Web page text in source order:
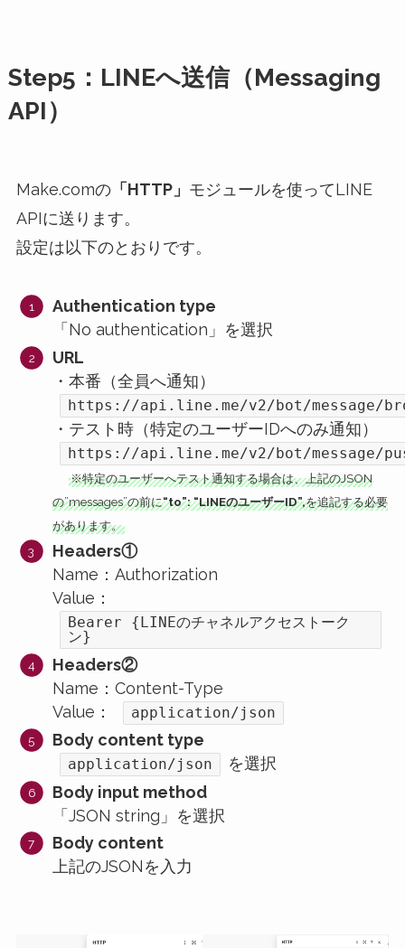
Step5：LINEへ送信（Messaging
API）
Make.comの「HTTP」 モジュールを使ってLINE
APIに送ります。
設定は以下のとおりです。
Authentication type
「No authentication」を選択
URL
・本番（全員へ通知）
https://api.line.me/v2/bot/message/
・テスト時（特定のユーザーIDへのみ通知）
https://api.line.me/v2/bot/message/
※特定のユーザーへテスト通知する場合は、上記のJSON
の”messages”の前に“to”: “LINEのユーザーID”,を追記する必要
があります。
Headers①
Name：Authorization
Value：
Bearer {LINEのチャネルアクセストーク
ン}
Headers②
Name：Content-Type
Value：
application/json
Body content type
application/json
を選択
Body input method
「JSON string」を選択
Body content
上記のJSONを入力